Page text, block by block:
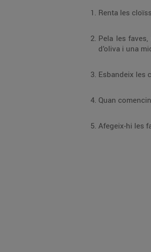
Renta les
Pela les
d’oliva i una
Esbandeix les
Quan
Afegeix-hi les